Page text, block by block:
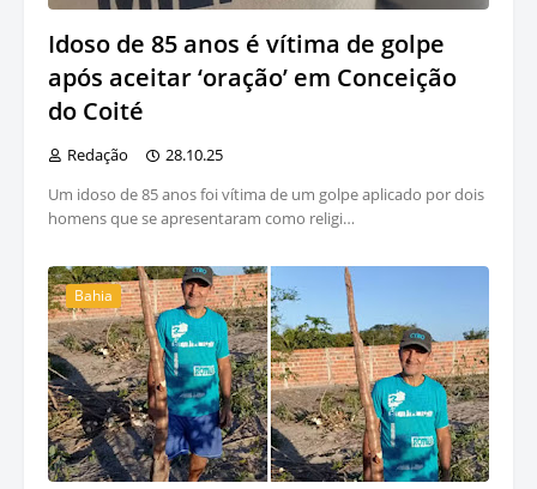
Idoso de 85 anos é vítima de golpe
após aceitar ‘oração’ em Conceição
do Coité
Redação
28.10.25
Um idoso de 85 anos foi vítima de um golpe aplicado por dois
homens que se apresentaram como religi…
Bahia